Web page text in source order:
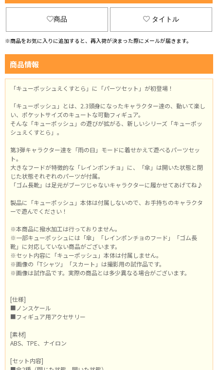
商品 タイトル
※商品をお気に入りに追加すると、再入荷が決まった際にメールが届きます。
商品情報
「キューポッシュえくすとら」に「パーツセット」が初登場！
「キューポッシュ」とは、2.3頭身になったキャラクター達の、動いて楽し
い、ポケットサイズのキュートな可動フィギュア。
そんな「キューポッシュ」の遊びが拡がる、新しいシリーズ「キューポッ
シュえくすとら」。
第3弾キャラクター達を「雨の日」モードに着せかえて遊べるパーツセッ
ト。
大きなフードが特徴的な「レインポンチョ」に、「傘」は開いた状態と閉
じた状態それぞれのパーツが付属。
「ゴム長靴」は足元がブーツじゃないキャラクターに履かせてあげてね♪
製品に「キューポッシュ」本体は付属しないので、お手持ちのキャラクタ
ーで遊んでください！
※本商品に撥水加工は行っておりません。
※一部キューポッシュには「傘」「レインポンチョのフード」「ゴム長
靴」に対応していない商品がございます。
※セット内容に「キューポッシュ」本体は付属しません。
※画像の「Tシャツ」「スカート」は撮影用の試作品です。
※画像は試作品です。実際の商品とは多少異なる場合がございます。
[仕様]
■ノンスケール
■フィギュア用アクセサリー
[素材]
ABS、TPE、ナイロン
[セット内容]